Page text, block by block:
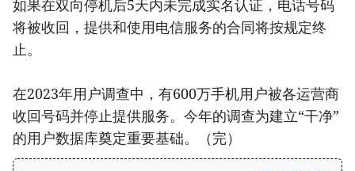
如果在双向停机后5天内未完成实名认证，电话号码
将被收回，提供和使用电信服务的合同将按规定终
止。
在2023年用户调查中，有600万手机用户被各运营商
收回号码并停止提供服务。今年的调查为建立“干净”
的用户数据库奠定重要基础。（完）